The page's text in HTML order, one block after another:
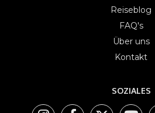
Reiseblog
FAQ's
Über uns
Kontakt
SOZIALES